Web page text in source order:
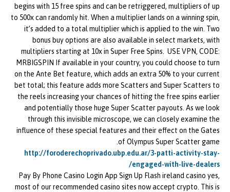
begins with 15 free spins and can be retriggered, multipliers of up
to 500x can randomly hit. When a multiplier lands on a winning spin,
it’s added to a total multiplier which is applied to the win. Two
bonus buy options are also available in select markets, with
multipliers starting at 10x in Super Free Spins. USE VPN, CODE:
MRBIGSPIN If available in your country, you could choose to turn
on the Ante Bet feature, which adds an extra 50% to your current
bet total; this feature adds more Scatters and Super Scatters to
the reels increasing your chances of hitting the free spins earlier
and potentially those huge Super Scatter payouts. As we look
through this invisible microscope, we can closely examine the
influence of these special features and their effect on the Gates
of Olympus Super Scatter game.
http://foroderechoprivado.ubp.edu.ar/3-patti-activity-stay-
engaged-with-live-dealers/
Pay By Phone Casino Login App Sign Up Flash ireland casino yes,
most of our recommended casino sites now accept crypto. This is